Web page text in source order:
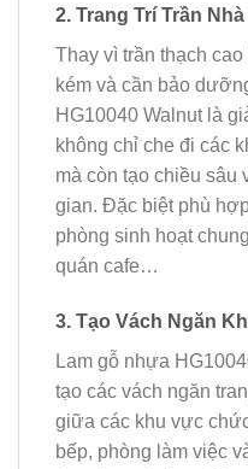
2. Trang Trí Trần
Thay vì trần thạch
kém và cần bảo
HG10040 Walnut là
không chỉ che đi các
mà còn tạo chiều sâu
gian. Đặc biệt phù
phòng sinh hoạt
quán cafe…
3. Tạo Vách Ngăn
Lam gỗ nhựa
tạo các vách ngăn
giữa các khu vực
bếp, phòng làm việc